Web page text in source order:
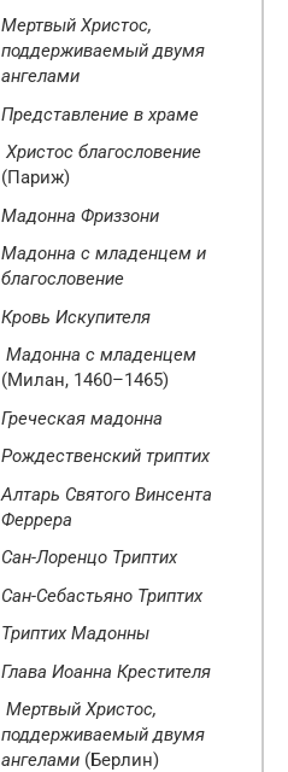
Мертвый Христос,
поддерживаемый двумя
ангелами
Представление в храме
Христос благословение
(Париж)
Мадонна Фриззони
Мадонна с младенцем и
благословение
Кровь Искупителя
Мадонна с младенцем
(Милан, 1460–1465)
Греческая мадонна
Рождественский триптих
Алтарь Святого Винсента
Феррера
Сан-Лоренцо Триптих
Сан-Себастьяно Триптих
Триптих Мадонны
Глава Иоанна Крестителя
Мертвый Христос,
поддерживаемый двумя
ангелами (Берлин)